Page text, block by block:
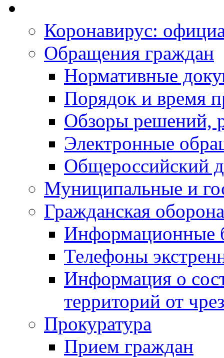
Коронавирус:
Обращения граждан
Нормативные
Порядок и время
Обзоры решений,
Электронные
Общероссийский
Муниципальные и
Гражданская
Информационные
Телефоны
Информация о
территорий от
Прокуратура
Прием граждан